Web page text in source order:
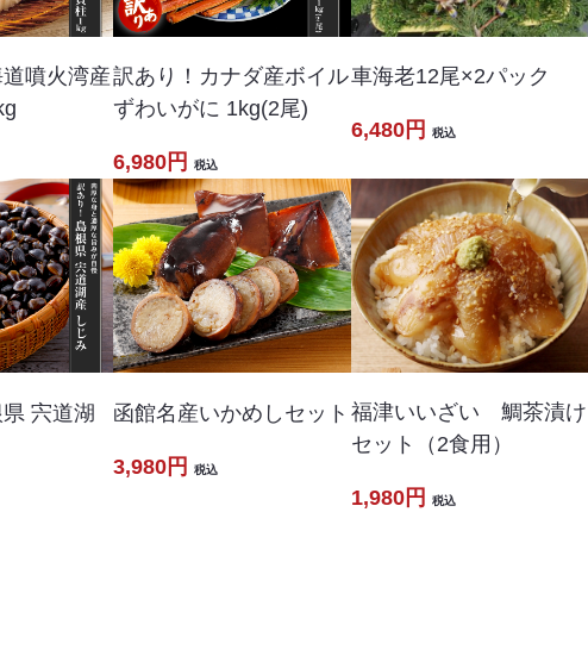
噴火湾産訳あり！カナダ産ボイル
ずわいがに 1kg(2尾)
6,980円 税込
車海老12尾×2パック
6,480円 税込
宍道湖
函館名産いかめしセット
3,980円 税込
福津いいざい 鯛茶漬け
セット（2食用）
1,980円 税込